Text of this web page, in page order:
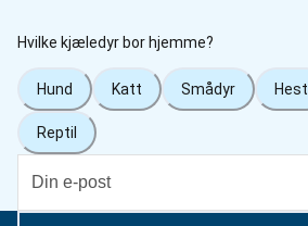
Hvilke kjæledyr bor hjemme?
Hund Katt Smådyr Hest
Reptil